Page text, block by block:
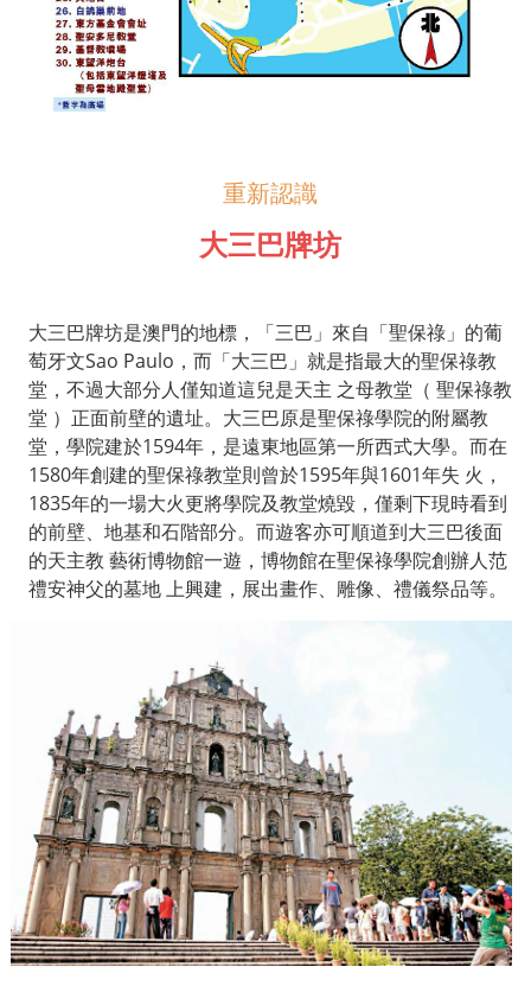
重新認識
大三巴牌坊
大三巴牌坊是澳門的地標，「三巴」來自「聖保祿」的葡
萄牙文Sao Paulo ，而「大三巴」就是指最大的聖保祿教
堂，不過大部分人僅知道這兒是天主 之母教堂（ 聖保祿教
堂 ）正面前壁的遺址。大三巴原是聖保祿學院的附屬教
堂，學院建於1594年，是遠東地區第一所西式大學。而在
1580年創建的聖保祿教堂則曾於1595年與1601年失 火，
1835年的一場大火更將學院及教堂燒毀，僅剩下現時看到
的前壁、地基和石階部分。而遊客亦可順道到大三巴後面
的天主教 藝術博物館一遊，博物館在聖保祿學院創辦人范
禮安神父的墓地上興建，展出畫作、雕像、禮儀祭品等。